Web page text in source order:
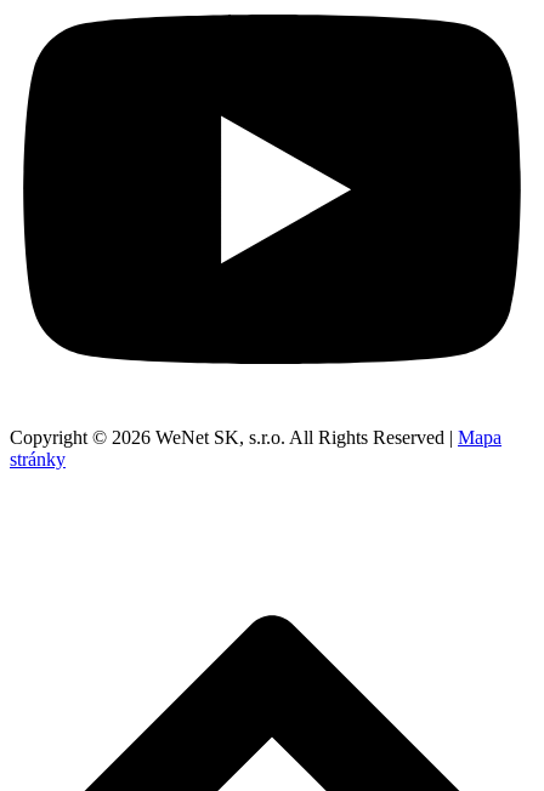
Copyright © 2026 WeNet SK, s.r.o. All Rights Reserved | Mapa
stránky